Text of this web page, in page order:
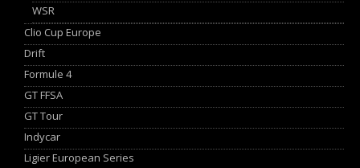
WSR
Clio Cup Europe
Drift
Formule 4
GT FFSA
GT Tour
Indycar
Ligier European Series